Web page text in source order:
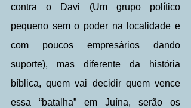
contra o Davi (Um grupo político
pequeno sem o poder na localidade e
com poucos empresários dando
suporte), mas diferente da história
bíblica, quem vai decidir quem vence
essa “batalha” em Juína, serão os